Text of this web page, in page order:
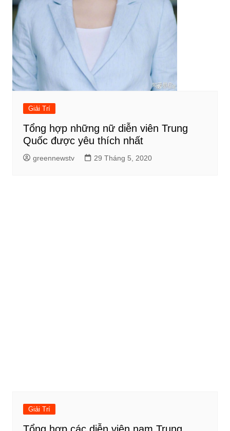
Giải Trí
Tổng hợp những nữ diễn viên Trung
Quốc được yêu thích nhất
greennewstv 29 Tháng 5, 2020
Giải Trí
Tổng hợp các diễn viên nam Trung